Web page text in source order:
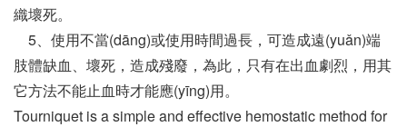
織壞死。
5、使用不當(dāng)或使用時間過長，可造成遠(yuǎn)端
肢體缺血、壞死，造成殘廢，為此，只有在出血劇烈，用其
它方法不能止血時才能應(yīng)用。
Tourniquet is a simple and effective hemostatic method for